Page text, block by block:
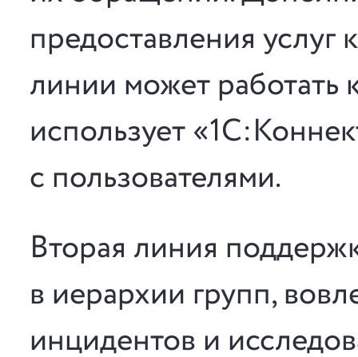
предоставления услуг
линии может работать
использует
с пользователями.
Вторая линия
в иерархии групп,
инцидентов и